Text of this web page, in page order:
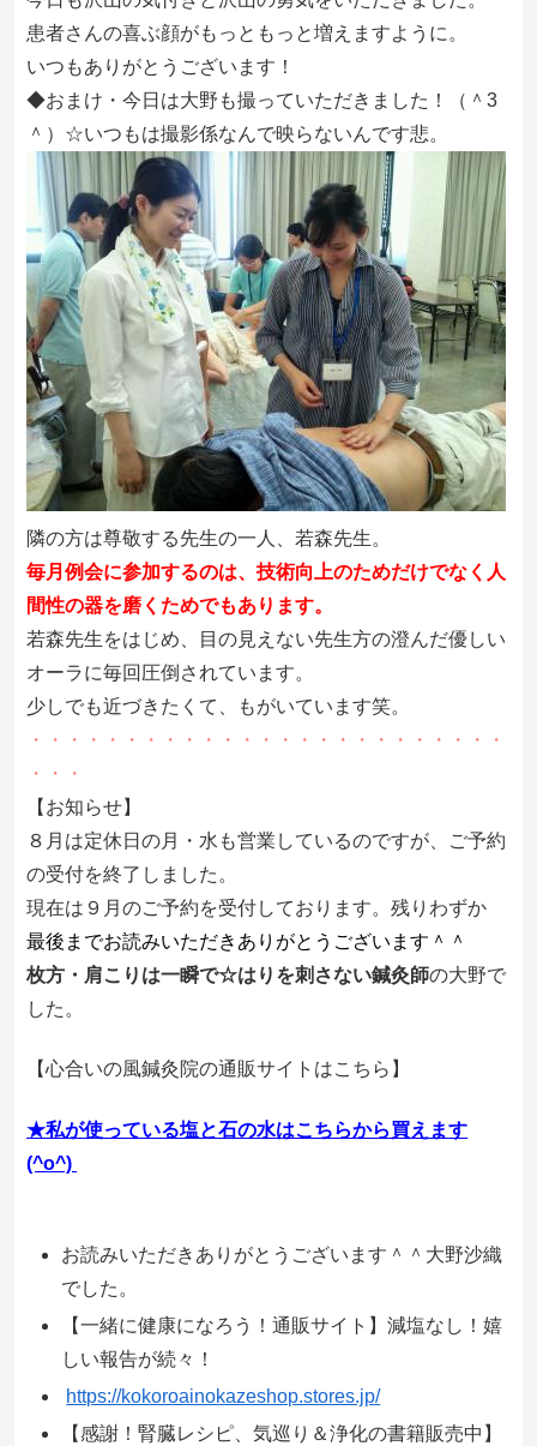
患者さんの喜ぶ顔がもっともっと増えますように。
いつもありがとうございます！
◆おまけ・今日は大野も撮っていただきました！（＾3
＾）☆いつもは撮影係なんで映らないんです悲。
隣の方は尊敬する先生の一人、若森先生。
毎月例会に参加するのは、技術向上のためだけでなく人
間性の器を磨くためでもあります。
若森先生をはじめ、目の見えない先生方の澄んだ優しい
オーラに毎回圧倒されています。
少しでも近づきたくて、もがいています笑。
・・・・・・・・・・・・・・・・・・・・・・・・・
・・・
【お知らせ】
８月は定休日の月・水も営業しているのですが、ご予約
の受付を終了しました。
現在は９月のご予約を受付しております。残りわずか
最後までお読みいただきありがとうございます＾＾
枚方・肩こりは一瞬で☆はりを刺さない鍼灸師の大野で
した。
【心合いの風鍼灸院の通販サイトはこちら】
★私が使っている塩と石の水はこちらから買えます
(^o^)
お読みいただきありがとうございます＾＾大野沙織
でした。
【一緒に健康になろう！通販サイト】減塩なし！嬉
しい報告が続々！
https://kokoroainokazeshop.stores.jp/
【感謝！腎臓レシピ、気巡り＆浄化の書籍販売中】